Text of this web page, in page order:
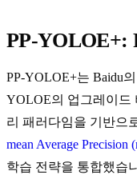
PP-YOLOE+:
PP-YOLOE+는 Baidu
YOLOE의 업그레이드
리 패러다임을 기반으
mean Average Precision
학습 전략을 통합했습